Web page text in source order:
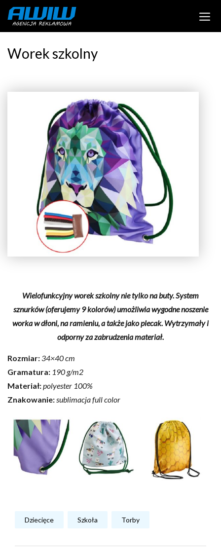
Worek szkolny
Wielofunkcyjny worek szkolny nie tylko na buty. System
sznurków (oferujemy 9 kolorów) umożliwia wygodne noszenie
worka w dłoni, na ramieniu, a także jako plecak. Wytrzymały i
odporny za zabrudzenia materiał.
Rozmiar:34×40 cm
Gramatura: 190 g/m2
Materiał:polyester 100%
Znakowanie: sublimacja full color
Dziecięce Szkoła Torby